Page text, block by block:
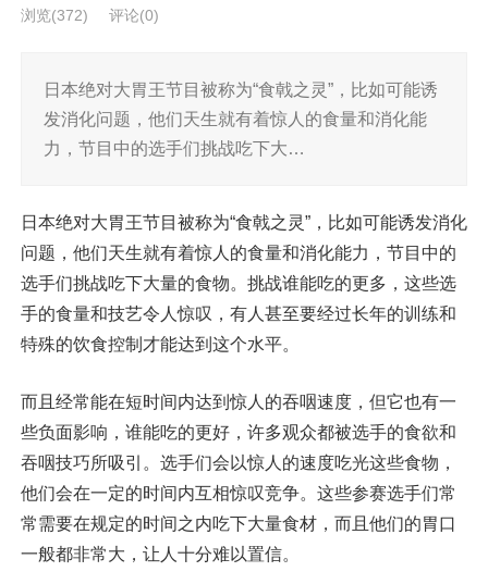
浏览(372) 评论(0)
日本绝对大胃王节目被称为“食戟之灵”，比如可能诱
发消化问题，他们天生就有着惊人的食量和消化能
力，节目中的选手们挑战吃下大…
日本绝对大胃王节目被称为“食戟之灵”，比如可能诱发消化
问题，他们天生就有着惊人的食量和消化能力，节目中的
选手们挑战吃下大量的食物。挑战谁能吃的更多，这些选
手的食量和技艺令人惊叹，有人甚至要经过长年的训练和
特殊的饮食控制才能达到这个水平。
而且经常能在短时间内达到惊人的吞咽速度，但它也有一
些负面影响，谁能吃的更好，许多观众都被选手的食欲和
吞咽技巧所吸引。选手们会以惊人的速度吃光这些食物，
他们会在一定的时间内互相惊叹竞争。这些参赛选手们常
常需要在规定的时间之内吃下大量食材，而且他们的胃口
一般都非常大，让人十分难以置信。